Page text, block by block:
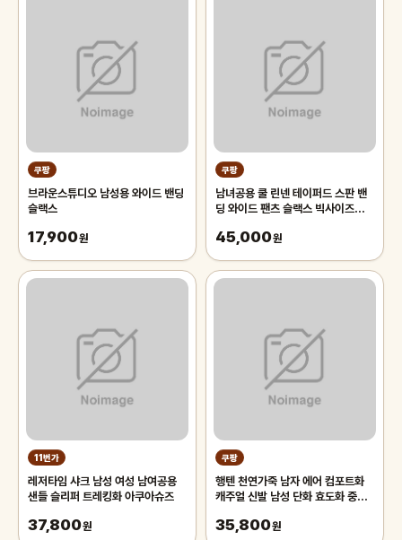
쿠팡
브라운스튜디오 남성용 와이드 밴딩
슬랙스
17,900원
쿠팡
남녀공용 쿨 린넨 테이퍼드 스판 밴
딩 와이드 팬츠 슬랙스 빅사이즈
45,000원
11번가
레저타임 샤크 남성 여성 남여공용
샌들 슬리퍼 트레킹화 아쿠아슈즈
37,800원
쿠팡
행텐 천연가죽 남자 에어 컴포트화
캐주얼 신발 남성 단화 효도화 중년
35,800원